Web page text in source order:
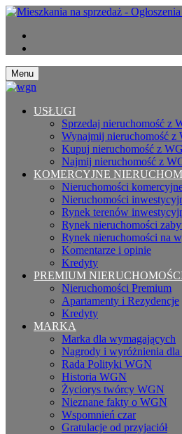
Menu
USŁUGI
Sprzedaj nieruchomość z
Wynajmij nieruchomość z
Kupuj nieruchomość z
Najmij nieruchomość z
KOMERCYJNE
Nieruchomości
Nieruchomości
Rynek terenów
Rynek nieruchomości
Rynek nieruchomości na
Komentarze i opinie
Kredyty
PREMIUM
Nieruchomości Premium
Apartamenty i Rezydencje
Kredyty
MARKA
Marka dla wymagających
Nagrody i wyróżnienia
Rada Polityki WGN
Historia WGN
Życiorys twórcy WGN
Nieznane fakty o WGN
Wspomnień czar
Gratulacje od przyjaciół